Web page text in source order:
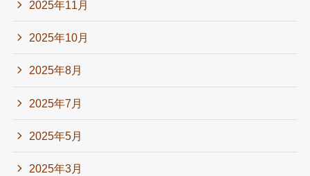
2025年11月
2025年10月
2025年8月
2025年7月
2025年5月
2025年3月